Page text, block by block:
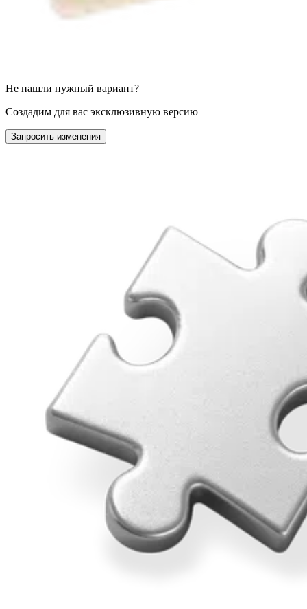
Не нашли нужный вариант?
Создадим для вас эксклюзивную версию
Запросить изменения